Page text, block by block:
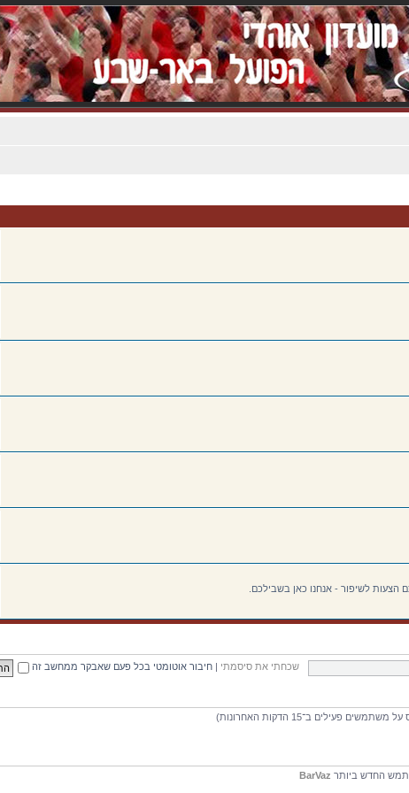
הצעות לשיפור - אנחנו כאן בשבילכם.
שכחתי את סיסמתי חיבור אוטומטי בכל פעם שאבקר ממחשב זה
החדש ביותר BarVaz